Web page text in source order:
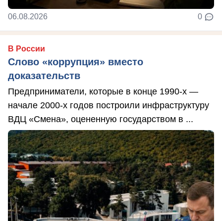
06.08.2026 0
В России
Слово «коррупция» вместо
доказательств
Предприниматели, которые в конце 1990-х —
начале 2000-х годов построили инфраструктуру
ВДЦ «Смена», оцененную государством в ...